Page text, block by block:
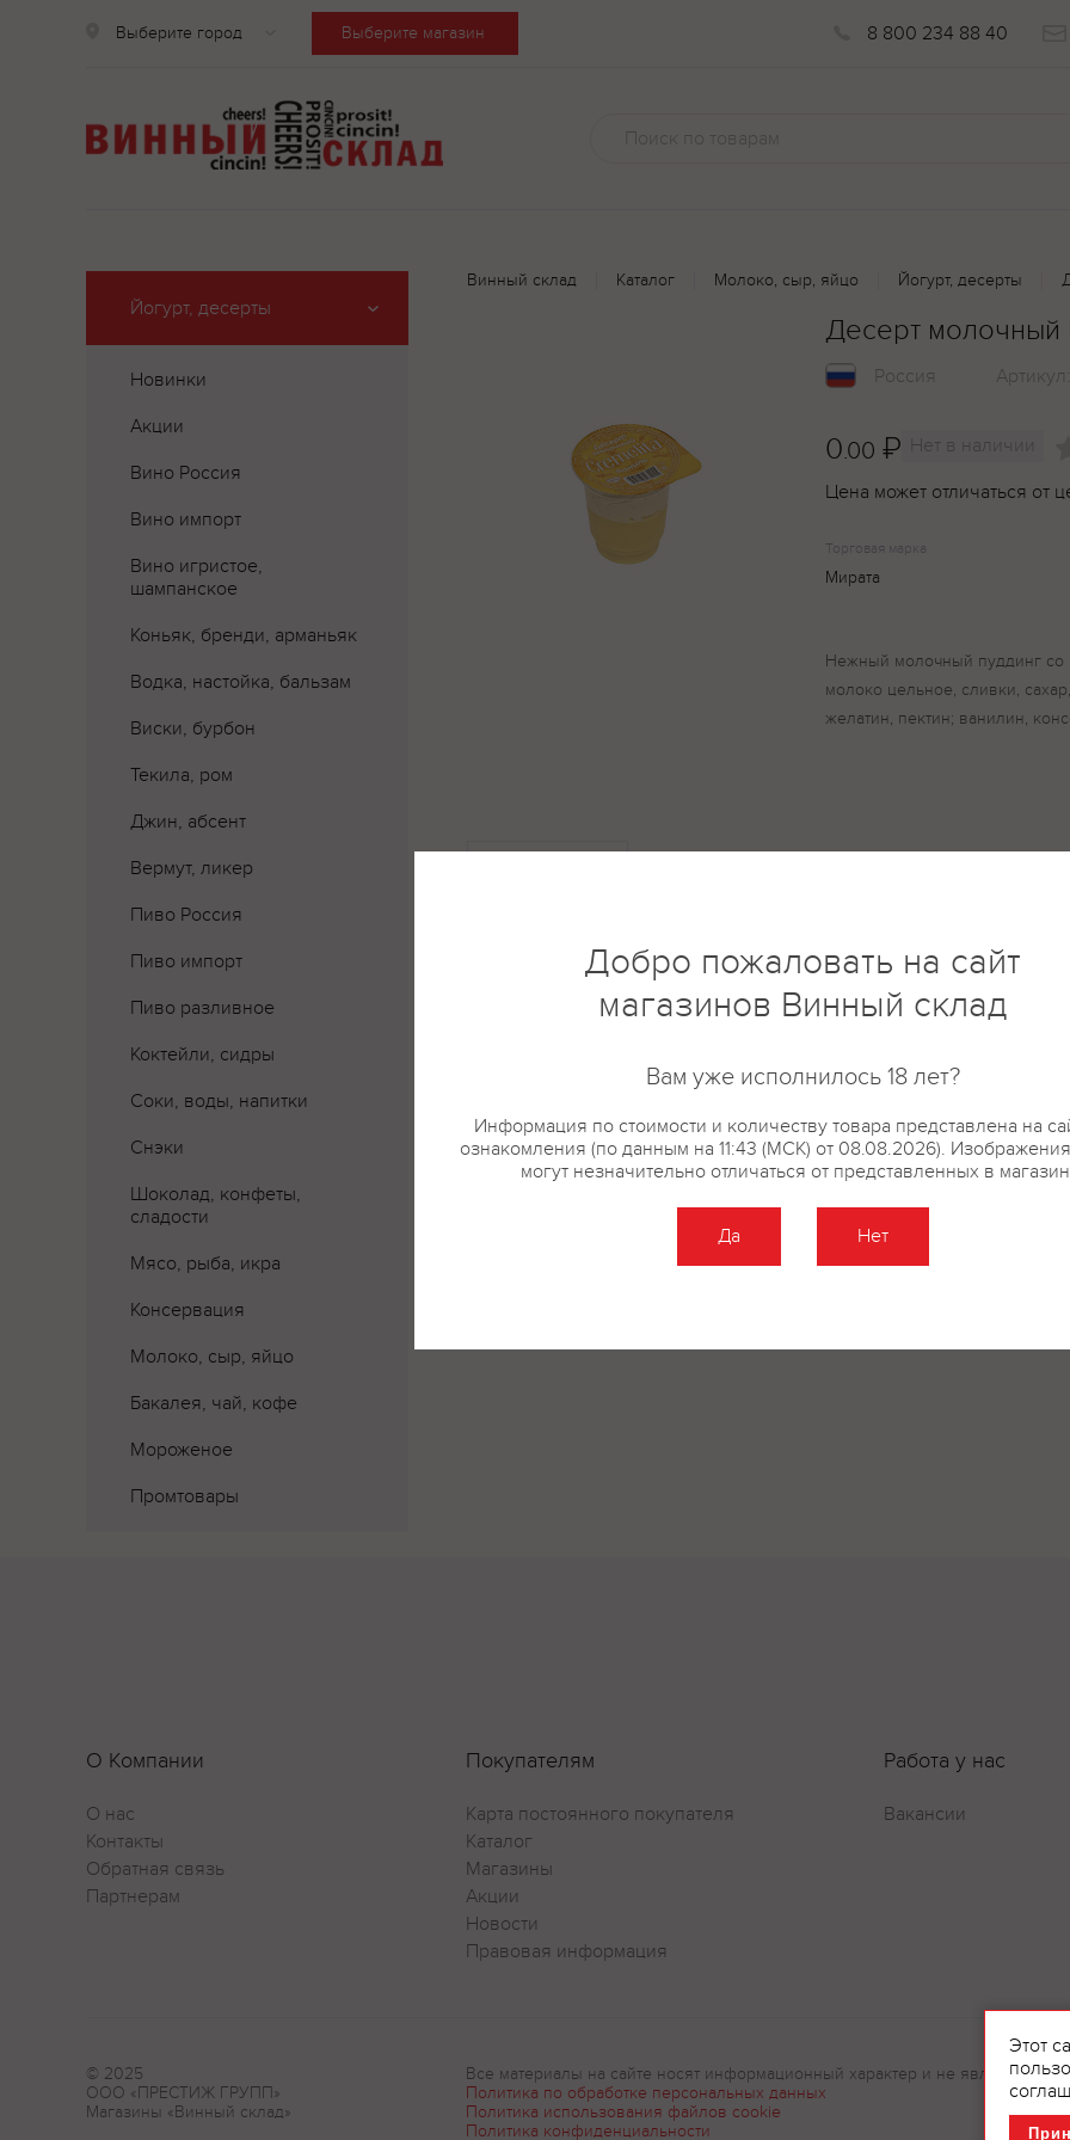
Выберите город Выберите магазин 8 800 234 88 40
Йогурт, десерты
Новинки
Акции
Вино Россия
Вино импорт
Вино игристое,
шампанское
Коньяк, бренди, арманьяк
Водка, настойка, бальзам
Виски, бурбон
Текила, ром
Джин, абсент
Вермут, ликер
Пиво Россия
Пиво импорт
Пиво разливное
Коктейли, сидры
Соки, воды, напитки
Снэки
Шоколад, конфеты,
сладости
Мясо, рыба, икра
Консервация
Молоко, сыр, яйцо
Бакалея, чай, кофе
Мороженое
Промтовары
Винный склад Каталог Молоко, сыр, яйцо Йогурт, десерты
Десерт молочный
Россия Артикул:
0.00 ₽ Нет в наличии
Цена может отличаться от
Торговая марка
Мирата
Нежный молочный пуддинг со
молоко цельное, сливки,
желатин, пектин; ванилин,
О Компании
О нас
Контакты
Обратная связь
Партнерам
Покупателям
Карта постоянного покупателя
Каталог
Магазины
Акции
Новости
Правовая информация
Работа у нас
Вакансии
© 2025
ООО «ПРЕСТИЖ ГРУПП»
Магазины «Винный склад»
Все материалы на сайте носят информационный характер и не являются
Политика по обработке персональных данных
Политика использования файлов cookie
Политика конфиденциальности
Этот
Добро пожаловать на сайт
магазинов Винный склад
Вам уже исполнилось 18 лет?
Информация по стоимости и количеству товара представлена на
ознакомления (по данным на 11:43 (МСК) от 08.08.2026).
могут незначительно отличаться от представленных в
Да Нет